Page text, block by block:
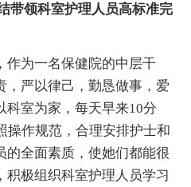
带领科室护理人员高标准完
为一名保健院的中层干
，严以律己，勤恳做事，爱
科室为家，每天早来10分
操作规范，合理安排护士和
的全面素质，使她们都能很
积极组织科室护理人员学习